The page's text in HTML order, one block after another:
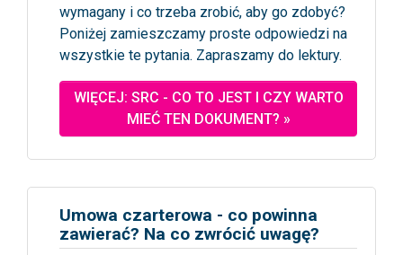
wymagany i co trzeba zrobić, aby go zdobyć?
Poniżej zamieszczamy proste odpowiedzi na
wszystkie te pytania. Zapraszamy do lektury.
WIĘCEJ: SRC - CO TO JEST I CZY WARTO
MIEĆ TEN DOKUMENT? »
Umowa czarterowa - co powinna
zawierać? Na co zwrócić uwagę?